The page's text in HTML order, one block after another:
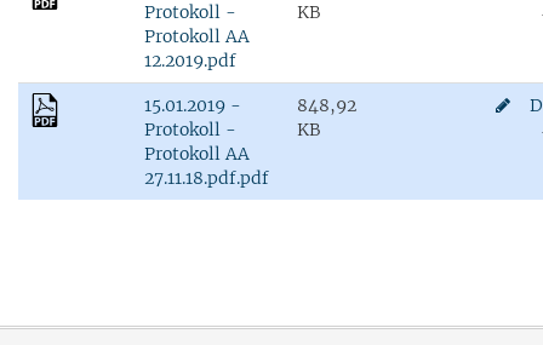
Protokoll -
Protokoll AA
12.2019.pdf
KB
15.01.2019 -
Protokoll -
Protokoll AA
27.11.18.pdf.pdf
848,92
KB